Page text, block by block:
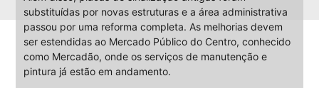
substituídas por novas estruturas e a área administrativa
passou por uma reforma completa. As melhorias devem
ser estendidas ao Mercado Público do Centro, conhecido
como Mercadão, onde os serviços de manutenção e
pintura já estão em andamento.